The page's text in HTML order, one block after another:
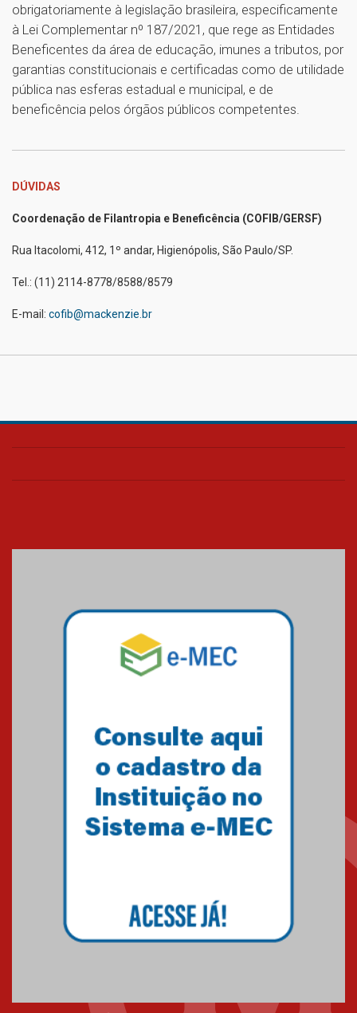
obrigatoriamente à legislação brasileira, especificamente
à Lei Complementar nº 187/2021, que rege as Entidades
Beneficentes da área de educação, imunes a tributos, por
garantias constitucionais e certificadas como de utilidade
pública nas esferas estadual e municipal, e de
beneficência pelos órgãos públicos competentes.
DÚVIDAS
Coordenação de Filantropia e Beneficência (COFIB/GERSF)
Rua Itacolomi, 412, 1º andar, Higienópolis, São Paulo/SP.
Tel.: (11) 2114-8778/8588/8579
E-mail: cofib@mackenzie.br